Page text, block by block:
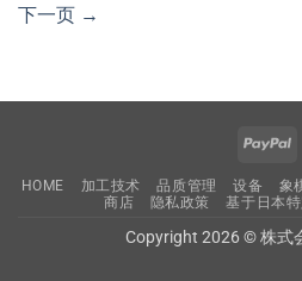
下一页 →
HOME 加工技术 品质管理 设备 象
商店
隐私政策 基于日本
Copyright 2026 © 株式